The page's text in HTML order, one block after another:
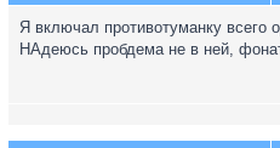
Я включал противотуманку всего
НАдеюсь пробдема не в ней,